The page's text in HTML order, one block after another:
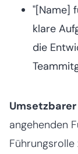
"[Name]
klare
die
angehenden